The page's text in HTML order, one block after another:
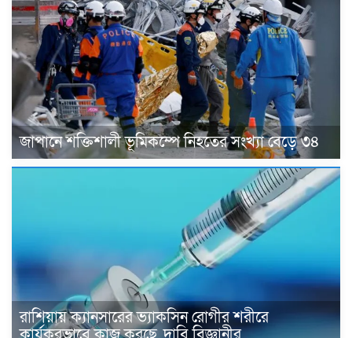
জাপানে শক্তিশালী ভূমিকম্পে নিহতের সংখ্যা বেড়ে ৩৪
রাশিয়ায় ক্যানসারের ভ্যাকসিন রোগীর শরীরে